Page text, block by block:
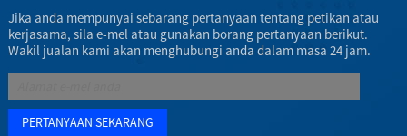
Jika anda mempunyai sebarang pertanyaan tentang petikan atau
kerjasama, sila e-mel atau gunakan borang pertanyaan berikut.
Wakil jualan kami akan menghubungi anda dalam masa 24 jam.